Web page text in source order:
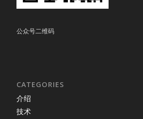
公众号二维码
CATEGORIES
介绍
技术